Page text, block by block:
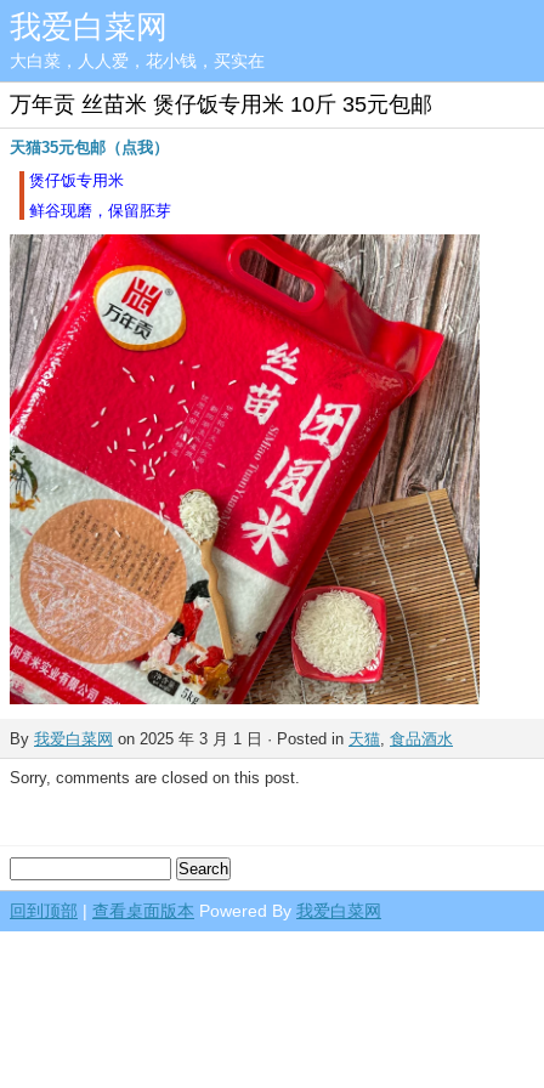
我爱白菜网
大白菜，人人爱，花小钱，买实在
万年贡 丝苗米 煲仔饭专用米 10斤 35元包邮
天猫35元包邮（点我）
煲仔饭专用米
鲜谷现磨，保留胚芽
By 我爱白菜网 on 2025 年 3 月 1 日 · Posted in 天猫, 食品酒水
Sorry, comments are closed on this post.
回到顶部 | 查看桌面版本 Powered By 我爱白菜网